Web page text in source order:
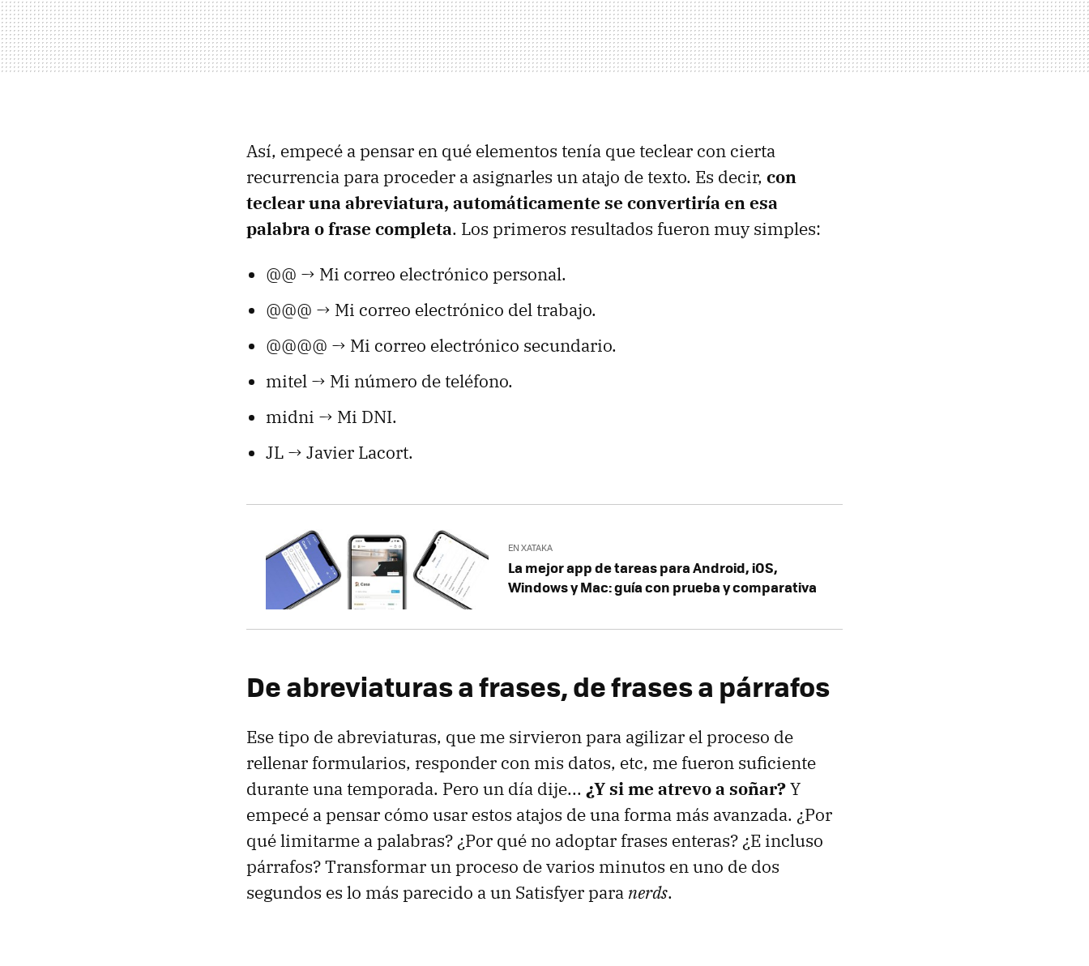
Así, empecé a pensar en qué elementos tenía que teclear con cierta
recurrencia para proceder a asignarles un atajo de texto. Es decir, con
teclear una abreviatura, automáticamente se convertiría en esa
palabra o frase completa. Los primeros resultados fueron muy simples:
@@ → Mi correo electrónico personal.
@@@ → Mi correo electrónico del trabajo.
@@@@ → Mi correo electrónico secundario.
mitel → Mi número de teléfono.
midni → Mi DNI.
JL → Javier Lacort.
EN XATAKA
La mejor app de tareas para Android, iOS,
Windows y Mac: guía con prueba y comparativa
De abreviaturas a frases, de frases a párrafos
Ese tipo de abreviaturas, que me sirvieron para agilizar el proceso de
rellenar formularios, responder con mis datos, etc, me fueron suficiente
durante una temporada. Pero un día dije... ¿Y si me atrevo a soñar?Y
empecé a pensar cómo usar estos atajos de una forma más avanzada. ¿Por
qué limitarme a palabras? ¿Por qué no adoptar frases enteras? ¿E incluso
párrafos? Transformar un proceso de varios minutos en uno de dos
segundos es lo más parecido a un Satisfyer para nerds.